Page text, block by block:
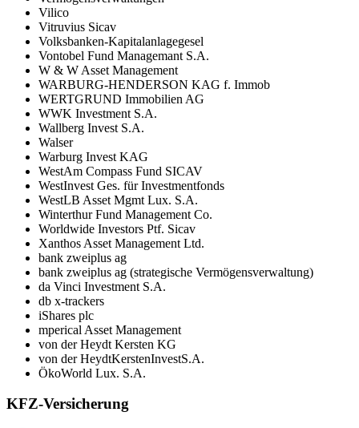
Vilico
Vitruvius Sicav
Volksbanken-Kapitalanlagegesel
Vontobel Fund Managemant S.A.
W & W Asset Management
WARBURG-HENDERSON KAG f. Immob
WERTGRUND Immobilien AG
WWK Investment S.A.
Wallberg Invest S.A.
Walser
Warburg Invest KAG
WestAm Compass Fund SICAV
WestInvest Ges. für Investmentfonds
WestLB Asset Mgmt Lux. S.A.
Winterthur Fund Management Co.
Worldwide Investors Ptf. Sicav
Xanthos Asset Management Ltd.
bank zweiplus ag
bank zweiplus ag (strategische Vermögensverwaltung)
da Vinci Investment S.A.
db x-trackers
iShares plc
mperical Asset Management
von der Heydt Kersten KG
von der HeydtKerstenInvestS.A.
ÖkoWorld Lux. S.A.
KFZ-Versicherung